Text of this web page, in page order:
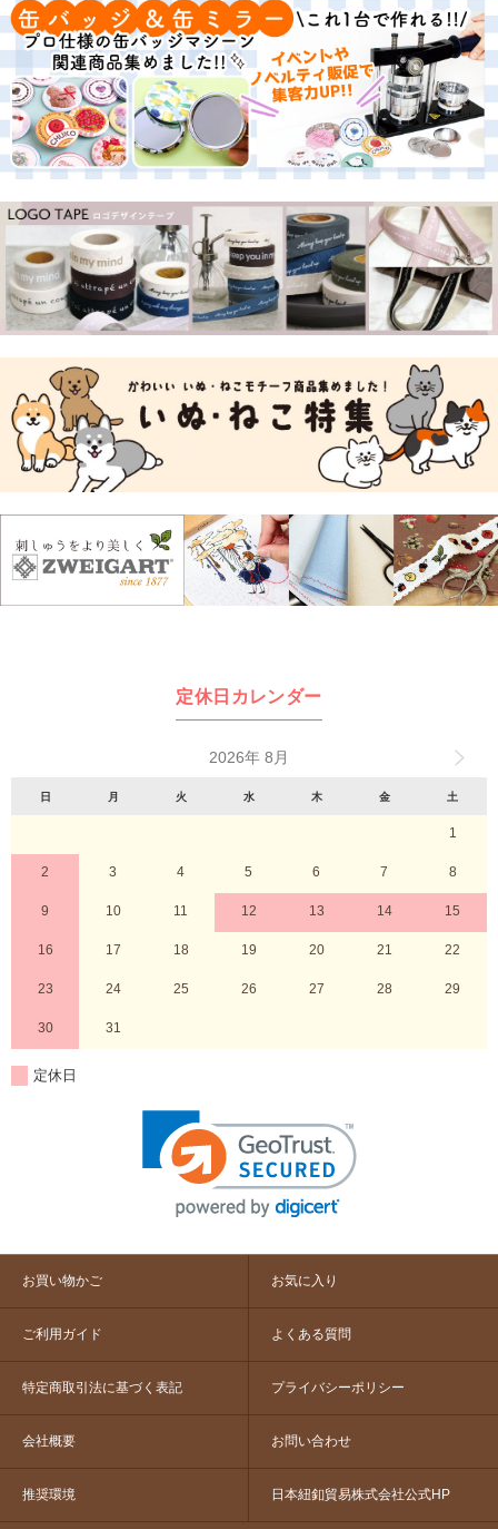
定休日カレンダー
2026年 8月
日 月 火 水 木 金 土
1
2 3 4 5 6 7 8
9 10 11 12 13 14 15
16 17 18 19 20 21 22
23 24 25 26 27 28 29
30 31
定休日
お買い物かご お気に入り
ご利用ガイド よくある質問
特定商取引法に基づく表記 プライバシーポリシー
会社概要 お問い合わせ
推奨環境 日本紐釦貿易株式会社公式HP